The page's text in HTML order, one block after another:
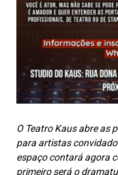
O Teatro Kaus abre as
para artistas
espaço contará agora
primeiro será o